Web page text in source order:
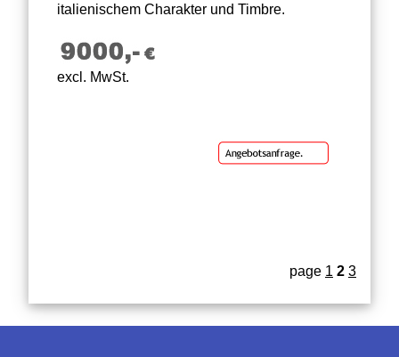
italienischem Charakter und Timbre.
excl. MwSt.
page 1 2 3